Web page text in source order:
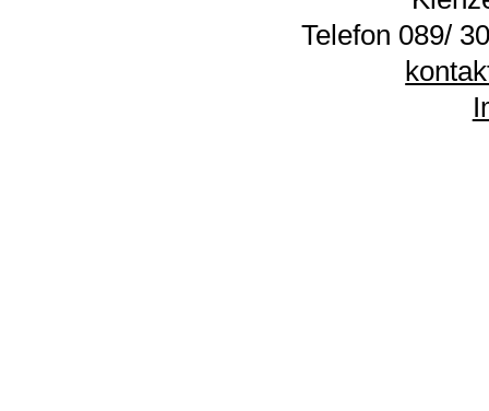
Telefon 089/